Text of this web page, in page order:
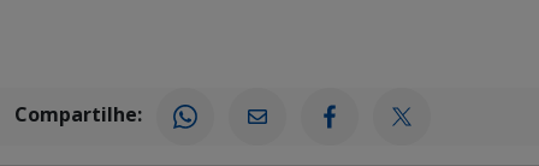
Compartilhe: